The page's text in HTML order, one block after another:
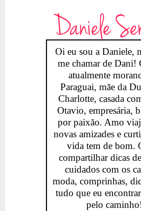
Daniele
Oi eu sou a Daniele,
me chamar de Dani!
atualmente
Paraguai, mãe da
Charlotte, casada
Otavio, empresária,
por paixão. Amo
novas amizades e
vida tem de bom.
compartilhar dicas
cuidados com os
moda, comprinhas,
tudo que eu
pelo